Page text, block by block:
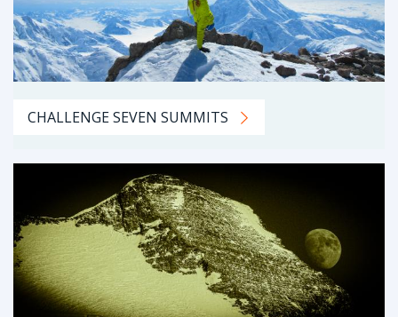
CHALLENGE SEVEN SUMMITS